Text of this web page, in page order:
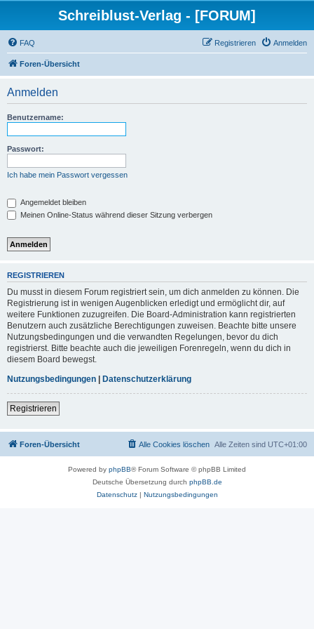
Schreiblust-Verlag - [FORUM]
FAQ Anmelden
Registrieren
Foren-Übersicht
Anmelden
Benutzername:
Passwort:
Ich habe mein Passwort vergessen
Angemeldet bleiben
Meinen Online-Status während dieser Sitzung verbergen
REGISTRIEREN
Du musst in diesem Forum registriert sein, um dich anmelden zu können. Die
Registrierung ist in wenigen Augenblicken erledigt und ermöglicht dir, auf
weitere Funktionen zuzugreifen. Die Board-Administration kann registrierten
Benutzern auch zusätzliche Berechtigungen zuweisen. Beachte bitte unsere
Nutzungsbedingungen und die verwandten Regelungen, bevor du dich
registrierst. Bitte beachte auch die jeweiligen Forenregeln, wenn du dich in
diesem Board bewegst.
Nutzungsbedingungen | Datenschutzerklärung
Registrieren
Foren-Übersicht Alle Zeiten sind UTC+01:00
Alle Cookies löschen
Powered by phpBB® Forum Software © phpBB Limited
Deutsche Übersetzung durch phpBB.de
Datenschutz| Nutzungsbedingungen